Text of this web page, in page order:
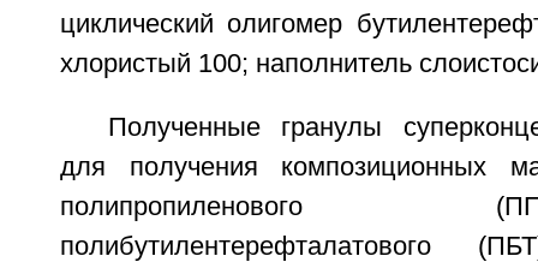
циклический олигомер
хлористый 100; наполнитель
Полученные гранулы
для получения композиционных
полибутилентерефталатового